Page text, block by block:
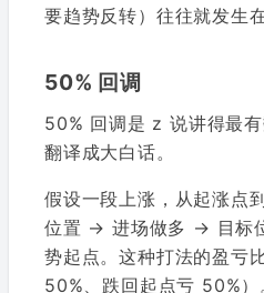
要趋势反转）往往就发生
50% 回调
50% 回调是 z 说讲得最
翻译成大白话。
假设一段上涨，从起涨点
位置 → 进场做多 → 目标
势起点。这种打法的盈亏
50%、跌回起点亏 50%